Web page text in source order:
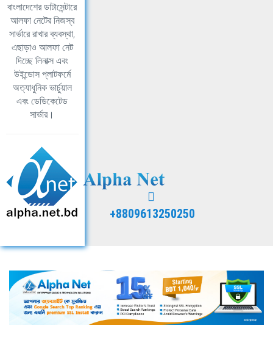
বাংলাদেশের ডাটাসেন্টারে
আলফা নেটের নিজস্ব
সার্ভারে রাখার ব্যবস্থা,
এছাড়াও আলফা নেট
দিচ্ছে লিনাক্স এবং
উইন্ডোস প্লাটফর্মে
অত্যাধুনিক ভার্চুয়াল
এবং ডেডিকেটেড
সার্ভার।
+8809613250250